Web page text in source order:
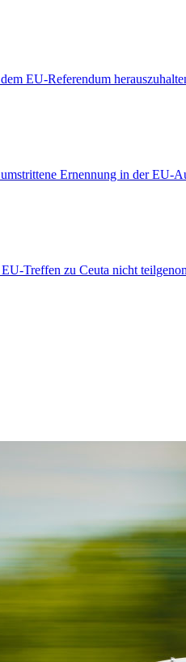
EU-Referendum
Ernennung in der EU-
Treffen zu Ceuta nicht